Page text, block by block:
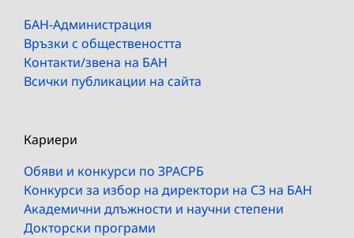
БАН-Администрация
Връзки с обществеността
Контакти/звена на БАН
Всички публикации на сайта
Кариери
Обяви и конкурси по ЗРАСРБ
Конкурси за избор на директори на СЗ на БАН
Академични длъжности и научни степени
Докторски програми